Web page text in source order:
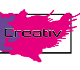
springen